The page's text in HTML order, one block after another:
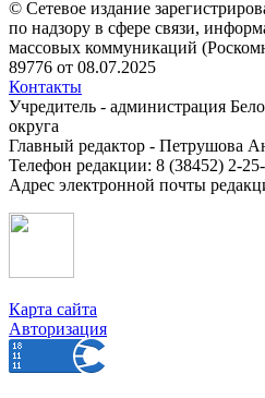
© Сетевое издание
по надзору в сфере связи,
массовых коммуникаций
89776 от 08.07.2025
Контакты
Учредитель - администрация
округа
Главный редактор - Петрушова
Телефон редакции: 8 (38452) 2-
Адрес электронной почты
Карта сайта
Авторизация